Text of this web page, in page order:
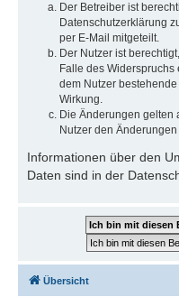
Der Betreiber ist
Datenschutzerklärung
per E-Mail mitgeteilt.
Der Nutzer ist
Falle des
dem Nutzer
Wirkung.
Die Änderungen gelten
Nutzer den
Informationen über den
Daten sind in der
Übersicht